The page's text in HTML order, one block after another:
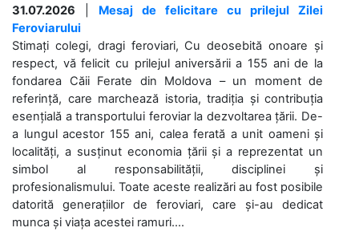
31.07.2026
Mesaj de felicitare cu prilejul Zilei
Feroviarului
Stimați colegi, dragi feroviari, Cu deosebită onoare și
respect, vă felicit cu prilejul aniversării a 155 ani de la
fondarea Căii Ferate din Moldova – un moment de
referință, care marchează istoria, tradiția și contribuția
esențială a transportului feroviar la dezvoltarea țării. De-
a lungul acestor 155 ani, calea ferată a unit oameni și
localități, a susținut economia țării și a reprezentat un
simbol al responsabilității, disciplinei și
profesionalismului. Toate aceste realizări au fost posibile
datorită generațiilor de feroviari, care și-au dedicat
munca și viața acestei ramuri....